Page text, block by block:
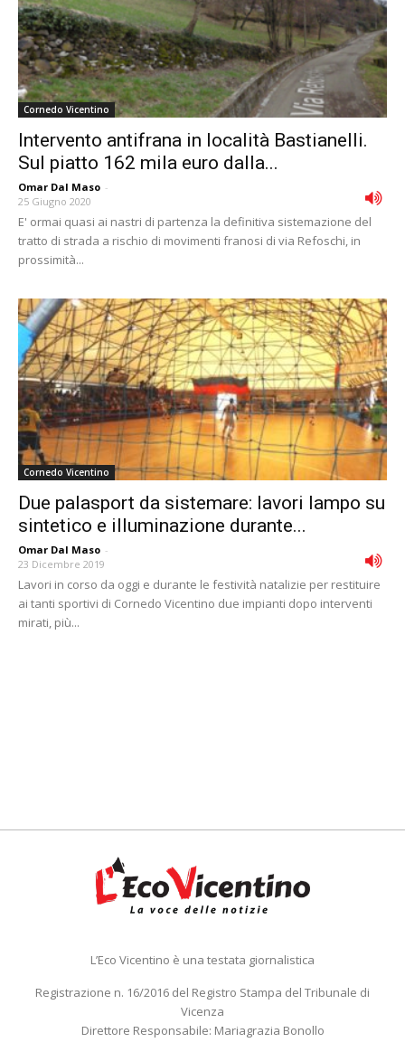
Cornedo Vicentino
Intervento antifrana in località Bastianelli.
Sul piatto 162 mila euro dalla...
Omar Dal Maso -
25 Giugno 2020
E' ormai quasi ai nastri di partenza la definitiva sistemazione del
tratto di strada a rischio di movimenti franosi di via Refoschi, in
prossimità...
Cornedo Vicentino
Due palasport da sistemare: lavori lampo su
sintetico e illuminazione durante...
Omar Dal Maso -
23 Dicembre 2019
Lavori in corso da oggi e durante le festività natalizie per restituire
ai tanti sportivi di Cornedo Vicentino due impianti dopo interventi
mirati, più...
L’Eco Vicentino è una testata giornalistica
Registrazione n. 16/2016 del Registro Stampa del Tribunale di
Vicenza
Direttore Responsabile: Mariagrazia Bonollo